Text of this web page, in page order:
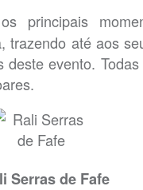
principais
trazendo até aos
deste evento.
Serras de Fafe